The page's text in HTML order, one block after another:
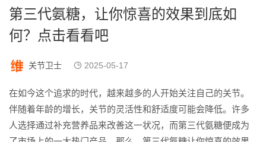
第三代氨糖，让你惊喜的效果到底如
何？点击看看吧
关节卫士 2025-05-17
在如今这个追求的时代，越来越多的人开始关注自己的关节。
伴随着年龄的增长，关节的灵活性和舒适度可能会降低。许多
人选择通过补充营养品来改善这一状况，而第三代氨糖便成为